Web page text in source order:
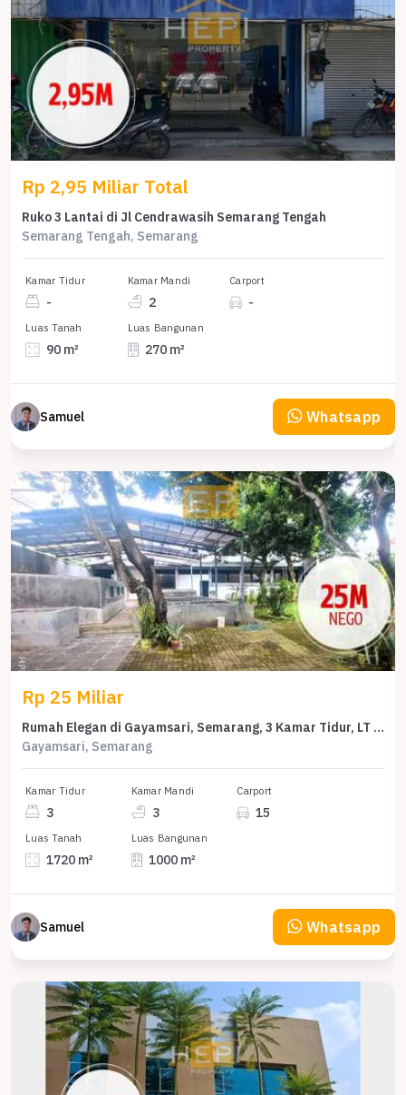
Rp 2,95 Miliar Total
Ruko 3 Lantai di Jl Cendrawasih Semarang Tengah
Semarang Tengah, Semarang
Kamar Tidur
-
Kamar Mandi
2
Carport
-
Luas Tanah
90 m²
Luas Bangunan
270 m²
Samuel Whatsapp
Rp 25 Miliar
Rumah Elegan di Gayamsari, Semarang, 3 Kamar Tidur, LT 1720m²
Gayamsari, Semarang
Kamar Tidur
3
Kamar Mandi
3
Carport
15
Luas Tanah
1720 m²
Luas Bangunan
1000 m²
Samuel Whatsapp